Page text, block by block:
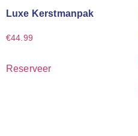
Luxe Kerstmanpak
€44.99
Reserveer